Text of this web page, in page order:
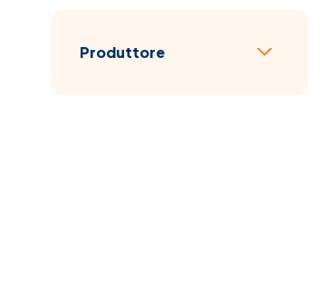
Passa all'elenco prodotti
Produttore